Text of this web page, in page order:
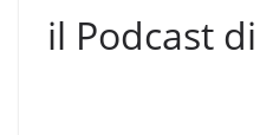
il Podcast